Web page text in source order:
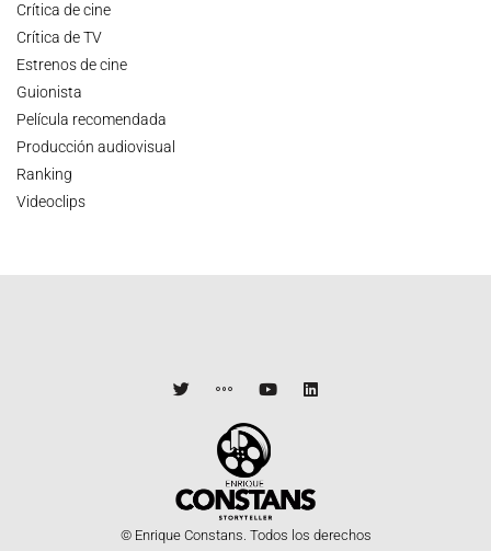
Crítica de cine
Crítica de TV
Estrenos de cine
Guionista
Película recomendada
Producción audiovisual
Ranking
Videoclips
© Enrique Constans. Todos los derechos